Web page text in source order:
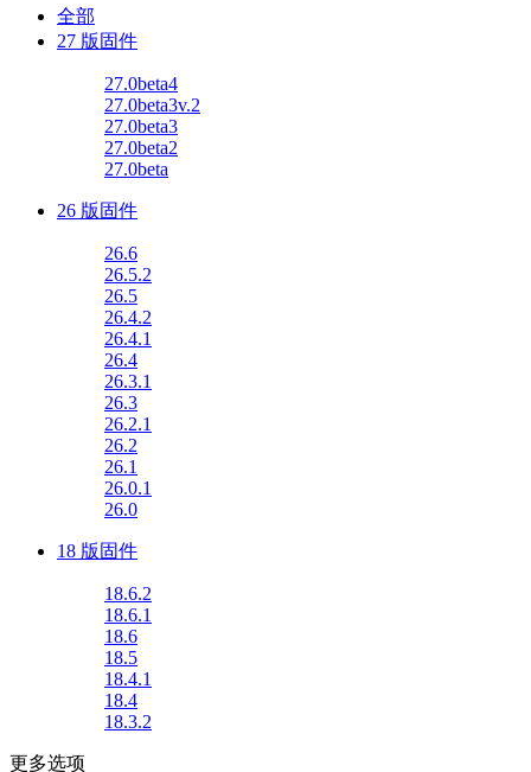
全部
27 版固件
27.0beta4
27.0beta3v.2
27.0beta3
27.0beta2
27.0beta
26 版固件
26.6
26.5.2
26.5
26.4.2
26.4.1
26.4
26.3.1
26.3
26.2.1
26.2
26.1
26.0.1
26.0
18 版固件
18.6.2
18.6.1
18.6
18.5
18.4.1
18.4
18.3.2
更多选项